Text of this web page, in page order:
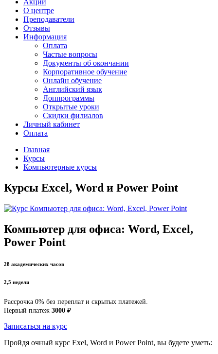
Акции
О центре
Преподаватели
Отзывы
Информация
Оплата
Частые вопросы
Документы об окончании
Корпоративное обучение
Онлайн обучение
Английский язык
Доппрограммы
Открытые уроки
Скидки филиалов
Личный кабинет
Оплата
Главная
Курсы
Компьютерные курсы
Курсы Excel, Word и Power Point
Компьютер для офиса: Word, Excel,
Power Point
28 академических часов
2,5 недели
Рассрочка 0% без переплат и скрытых платежей.
Первый платеж 3000 ₽
Записаться на курс
Пройдя очный курс Exel, Word и Power Point, вы будете уметь: